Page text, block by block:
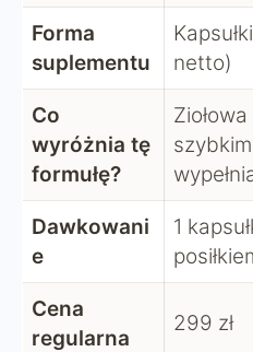
Forma
suplementu
netto)
Co
wyróżnia tę
formułę?
Dawkowani
e
1
Cena
regularna
299 zł